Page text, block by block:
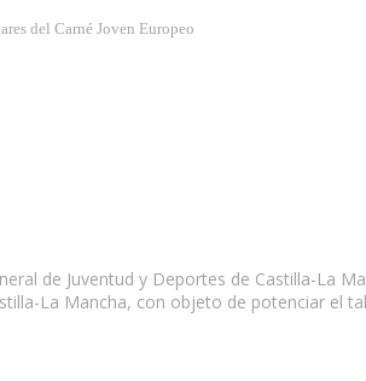
del Carné Joven Europeo
de Juventud y Deportes de Castilla-La
La Mancha, con objeto de potenciar el